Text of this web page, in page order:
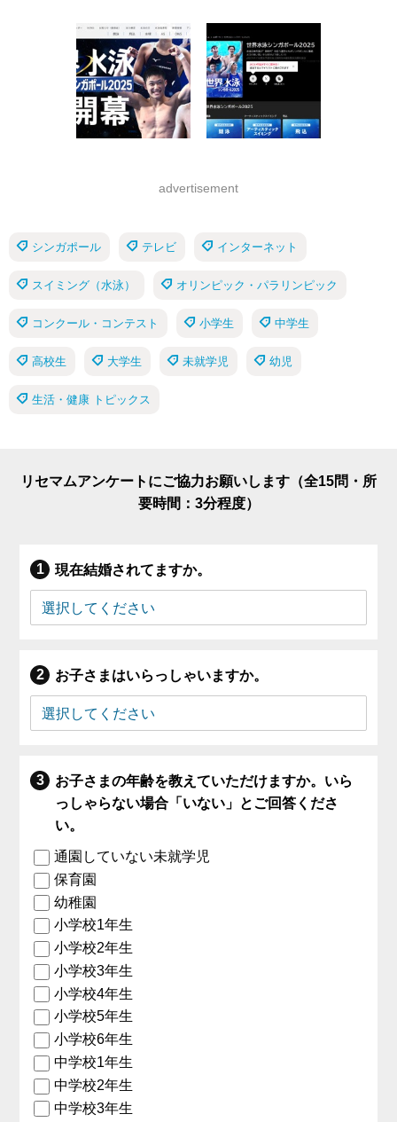
advertisement
シンガポール テレビ インターネット
スイミング（水泳） オリンピック・パラリンピック
コンクール・コンテスト 小学生 中学生
高校生 大学生 未就学児 幼児
生活・健康 トピックス
リセマムアンケートにご協力お願いします（全15問・所
要時間：3分程度）
現在結婚されてますか。
お子さまはいらっしゃいますか。
お子さまの年齢を教えていただけますか。いら
っしゃらない場合「いない」とご回答くださ
い。
通園していない未就学児
保育園
幼稚園
小学校1年生
小学校2年生
小学校3年生
小学校4年生
小学校5年生
小学校6年生
中学校1年生
中学校2年生
中学校3年生